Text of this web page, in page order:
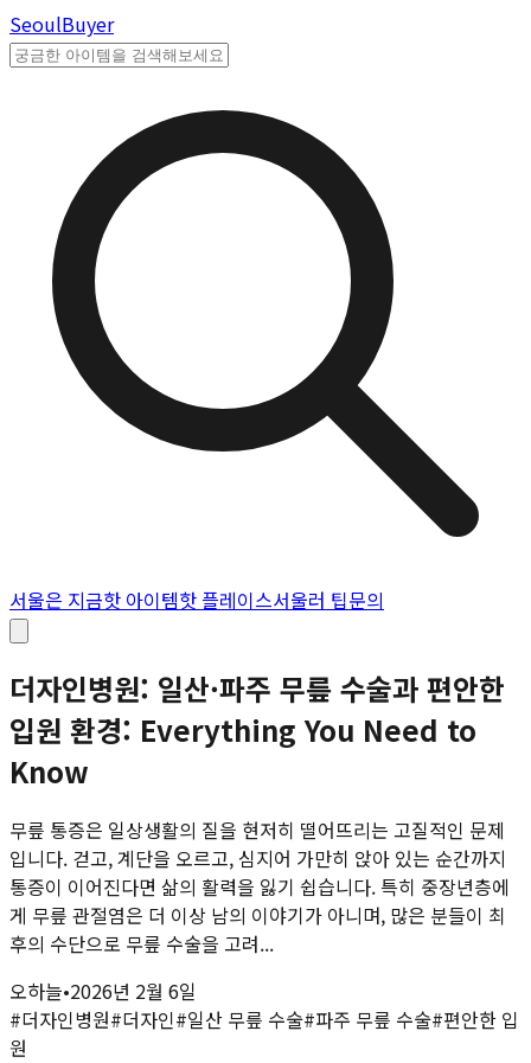
SeoulBuyer
서울은 지금핫 아이템핫 플레이스서울러 팁문의
더자인병원: 일산·파주 무릎 수술과 편안한
입원 환경: Everything You Need to
Know
무릎 통증은 일상생활의 질을 현저히 떨어뜨리는 고질적인 문제
입니다. 걷고, 계단을 오르고, 심지어 가만히 앉아 있는 순간까지
통증이 이어진다면 삶의 활력을 잃기 쉽습니다. 특히 중장년층에
게 무릎 관절염은 더 이상 남의 이야기가 아니며, 많은 분들이 최
후의 수단으로 무릎 수술을 고려...
오하늘•2026년 2월 6일
#더자인병원#더자인#일산 무릎 수술#파주 무릎 수술#편안한 입
원